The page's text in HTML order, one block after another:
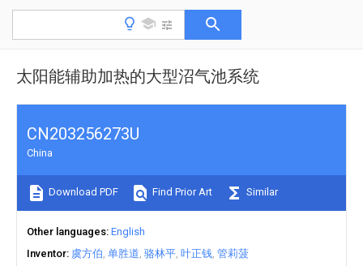
太阳能辅助加热的大型沼气池系统
CN203256273U
China
Download PDF Find Prior Art Similar
Other languages English
Inventor 虞方伯 单胜道 骆林平 叶正钱 管莉菠